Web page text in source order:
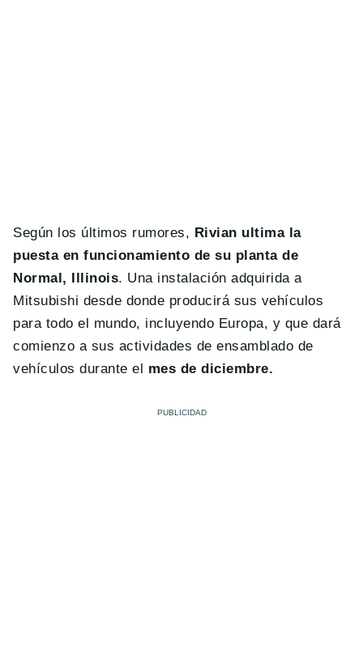
Según los últimos rumores, Rivian ultima la
puesta en funcionamiento de su planta de
Normal, Illinois. Una instalación adquirida a
Mitsubishi desde donde producirá sus vehículos
para todo el mundo, incluyendo Europa, y que dará
comienzo a sus actividades de ensamblado de
vehículos durante el mes de diciembre.